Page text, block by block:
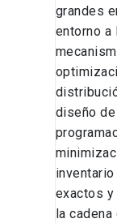
grandes
entorno a
diseño
exactos
la